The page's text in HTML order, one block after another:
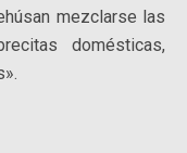
mezclarse las
domésticas,